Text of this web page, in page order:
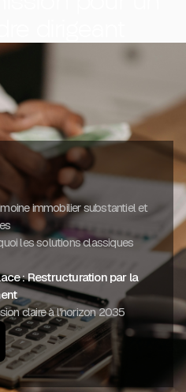
immobilier substantiel et
les solutions classiques
: Restructuration par la
claire à l'horizon 2035